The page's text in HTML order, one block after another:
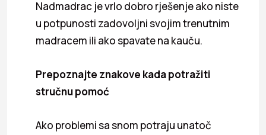
Nadmadrac je vrlo dobro rješenje ako niste
u potpunosti zadovoljni svojim trenutnim
madracem ili ako spavate na kauču.
Prepoznajte znakove kada potražiti
stručnu pomoć
Ako problemi sa snom potraju unatoč